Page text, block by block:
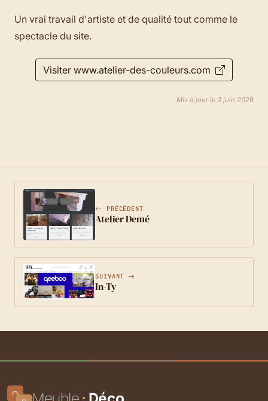
Un vrai travail d'artiste et de qualité tout comme le
spectacle du site.
Visiter www.atelier-des-couleurs.com
Mis à jour le 3 juin 2026
PRÉCÉDENT
Atelier Demé
SUIVANT
In-Ty